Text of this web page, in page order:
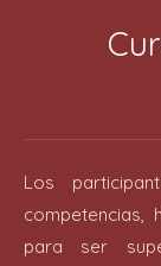
Los
competencias,
para ser